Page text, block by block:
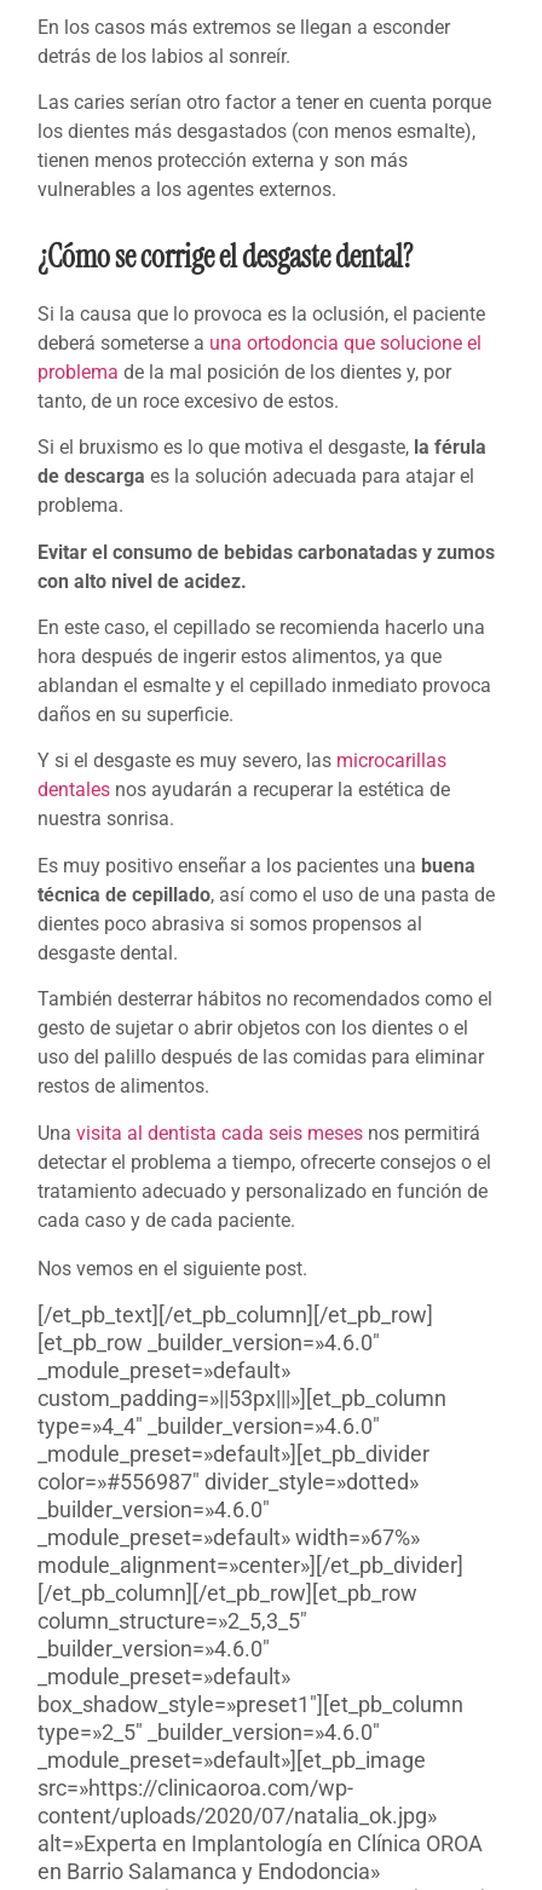
En los casos más extremos se llegan a esconder
detrás de los labios al sonreír.
Las caries serían otro factor a tener en cuenta porque
los dientes más desgastados (con menos esmalte),
tienen menos protección externa y son más
vulnerables a los agentes externos.
¿Cómo se corrige el desgaste dental?
Si la causa que lo provoca es la oclusión, el paciente
deberá someterse a una ortodoncia que solucione el
problema de la mal posición de los dientes y, por
tanto, de un roce excesivo de estos.
Si el bruxismo es lo que motiva el desgaste, la férula
de descarga es la solución adecuada para atajar el
problema.
Evitar el consumo de bebidas carbonatadas y zumos
con alto nivel de acidez.
En este caso, el cepillado se recomienda hacerlo una
hora después de ingerir estos alimentos, ya que
ablandan el esmalte y el cepillado inmediato provoca
daños en su superficie.
Y si el desgaste es muy severo, las microcarillas
dentales nos ayudarán a recuperar la estética de
nuestra sonrisa.
Es muy positivo enseñar a los pacientes una buena
técnica de cepillado, así como el uso de una pasta de
dientes poco abrasiva si somos propensos al
desgaste dental.
También desterrar hábitos no recomendados como el
gesto de sujetar o abrir objetos con los dientes o el
uso del palillo después de las comidas para eliminar
restos de alimentos.
Unavisita al dentista cada seis meses nos permitirá
detectar el problema a tiempo, ofrecerte consejos o el
tratamiento adecuado y personalizado en función de
cada caso y de cada paciente.
Nos vemos en el siguiente post.
[/et_pb_text][/et_pb_column][/et_pb_row]
[et_pb_row _builder_version=»4.6.0″
_module_preset=»default»
custom_padding=»||53px|||»][et_pb_column
type=»4_4″ _builder_version=»4.6.0″
_module_preset=»default»][et_pb_divider
color=»#556987″ divider_style=»dotted»
_builder_version=»4.6.0″
_module_preset=»default» width=»67%»
module_alignment=»center»][/et_pb_divider]
[/et_pb_column][/et_pb_row][et_pb_row
column_structure=»2_5,3_5″
_builder_version=»4.6.0″
_module_preset=»default»
box_shadow_style=»preset1″][et_pb_column
type=»2_5″ _builder_version=»4.6.0″
_module_preset=»default»][et_pb_image
src=»https://clinicaoroa.com/wp-
content/uploads/2020/07/natalia_ok.jpg»
alt=»Experta en Implantología en Clínica OROA
en Barrio Salamanca y Endodoncia»